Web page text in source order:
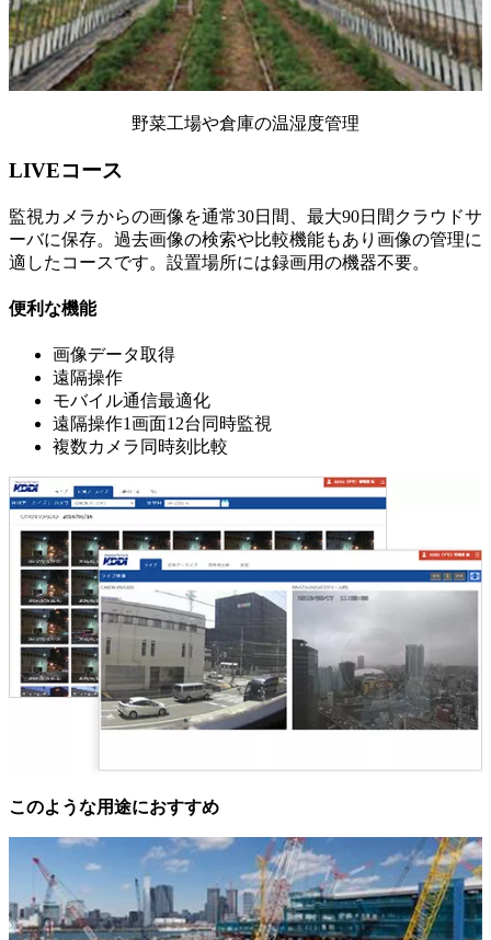
野菜工場や倉庫の温湿度管理
LIVEコース
監視カメラからの画像を通常30日間、最大90日間クラウドサ
ーバに保存。過去画像の検索や比較機能もあり画像の管理に
適したコースです。設置場所には録画用の機器不要。
便利な機能
画像データ取得
遠隔操作
モバイル通信最適化
遠隔操作1画面12台同時監視
複数カメラ同時刻比較
このような用途におすすめ